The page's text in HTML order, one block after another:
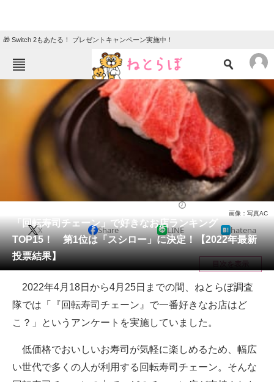
🎁 Switch 2もあたる！ プレゼントキャンペーン実施中！
ねとらぼメニュー
ニュース
エンタメ クイズ
会員記事
メディア
注目記事を集めた総合ページ
ITの今と未来を見通す
スマホと通信の最新トレンド
進化するPCとデバイスの未来
好きが集まる 比べて選べる
「回転寿司チェーン」で好きなお店ランキング
TOP15！ 第1位は「スシロー」に決定！【2022年最新
投票結果】
画像：写真AC
X Share LINE hatena
目次を表示
2022年4月18日から4月25日までの間、ねとらぼ調査
隊では「『回転寿司チェーン』で一番好きなお店はど
こ？」というアンケートを実施していました。
低価格でおいしいお寿司が気軽に楽しめるため、幅広
い世代で多くの人が利用する回転寿司チェーン。そんな